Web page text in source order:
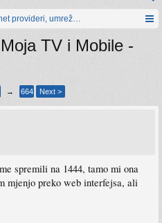
provideri, umrežavanje i web servisi
TV i Mobile -
→ 664 Next >
spremili na 1444, tamo mi ona
mjenjo preko web interfejsa, ali